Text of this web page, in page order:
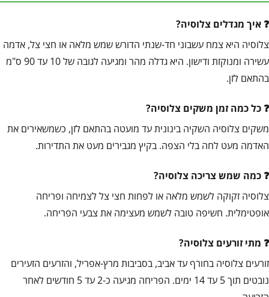
איך מגדלים צלוסיה?
צלוסיה היא צמח עשבוני חד-שנתי הדורש שמש מלאה או חצי צל, אדמה
עשירה ומנוקזת ודישון. היא גדלה מהר ומגיעה לגובה של 10 עד 90 ס"מ
בהתאם לזן.
כל כמה זמן משקים צלוסיה?
משקים צלוסיה השקיה בינונית עד מועטה בהתאם לזן, כשמשאירים את
האדמה מעט לחה בלי הצפה. בקיץ מגבירים מעט את התדירות.
כמה שמש צריכה צלוסיה?
צלוסיה זקוקה לשמש מלאה או לפחות חצי צל לצמיחה ופריחה
אופטימלית. חשיפה טובה לשמש מעצימה את צבעי הפריחה.
מתי זורעים צלוסיה?
זורעים צלוסיה בחורף עד אביב, בסביבות מרץ-אפריל, והזרעים הזעירים
נובטים תוך 5 עד 14 ימים. הפריחה מגיעה כ-2 עד 5 חודשים לאחר